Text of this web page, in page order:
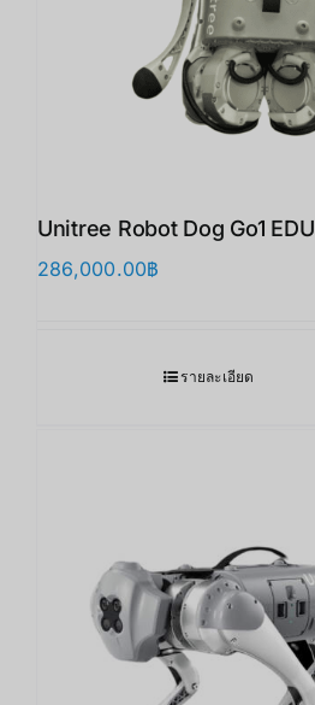
Unitree Robot Dog Go1 EDU
286,000.00฿
รายละเอียด